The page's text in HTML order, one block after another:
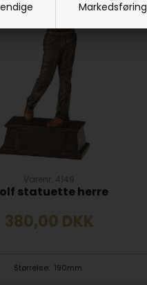
Markedsføring
Varenr. 4149
statuette herre
380,00 DKK
Størrelse: 190mm